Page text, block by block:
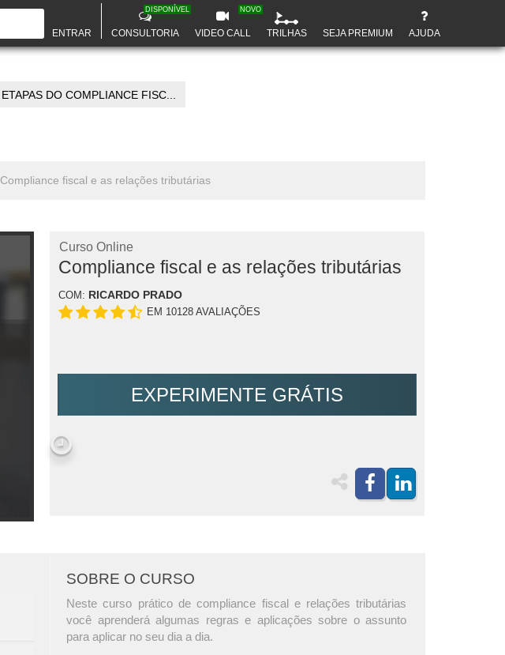
ENTRAR CONSULTORIA
DISPONÍVEL
VIDEO CALL
NOVO
TRILHAS SEJA PREMIUM AJUDA
ETAPAS DO COMPLIANCE FISC...
fiscal e as relações tributárias
Curso Online
Compliance fiscal e as relações tributárias
COM: RICARDO PRADO
EM 10128 AVALIAÇÕES
EXPERIMENTE GRÁTIS
SOBRE O CURSO
Neste curso prático de compliance fiscal e relações tributárias
você aprenderá algumas regras e aplicações sobre o assunto
para aplicar no seu dia a dia.